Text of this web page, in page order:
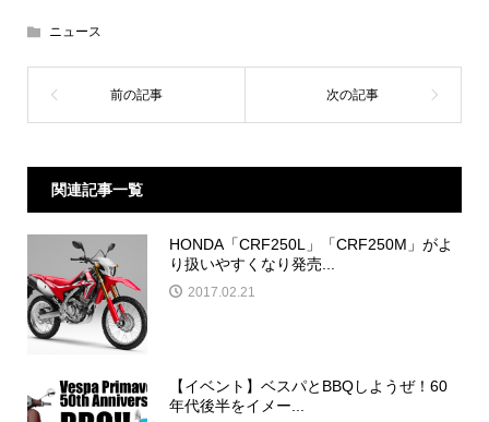
ニュース
関連記事一覧
HONDA「CRF250L」「CRF250M」がよ
り扱いやすくなり発売...
2017.02.21
【イベント】ベスパとBBQしようぜ！60
年代後半をイメー...